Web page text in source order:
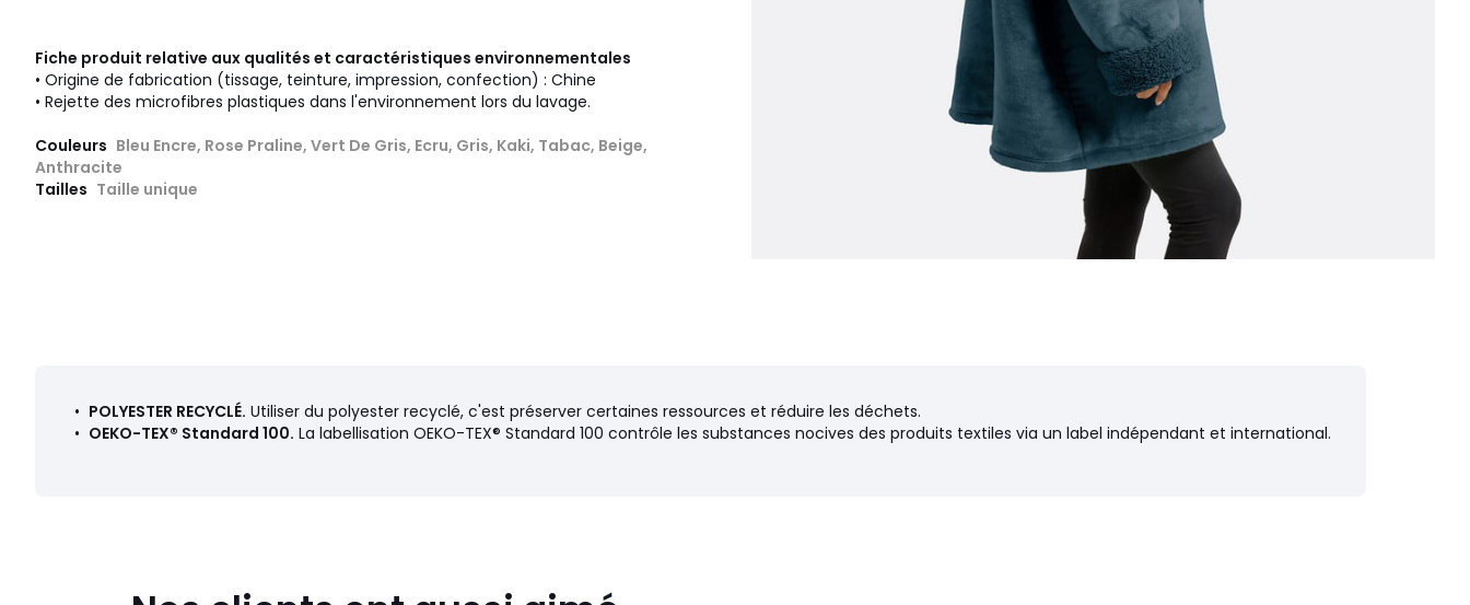
Fiche produit relative aux qualités et caractéristiques environnementales
• Origine de fabrication (tissage, teinture, impression, confection) : Chine
• Rejette des microfibres plastiques dans l'environnement lors du lavage.
Couleurs Bleu Encre, Rose Praline, Vert De Gris, Ecru, Gris, Kaki, Tabac, Beige,
Anthracite
Tailles Taille unique
• POLYESTER RECYCLÉ. Utiliser du polyester recyclé, c'est préserver certaines ressources et réduire les déchets.
• OEKO-TEX® Standard 100. La labellisation OEKO-TEX® Standard 100 contrôle les substances nocives des produits textiles via un label indépendant et international.